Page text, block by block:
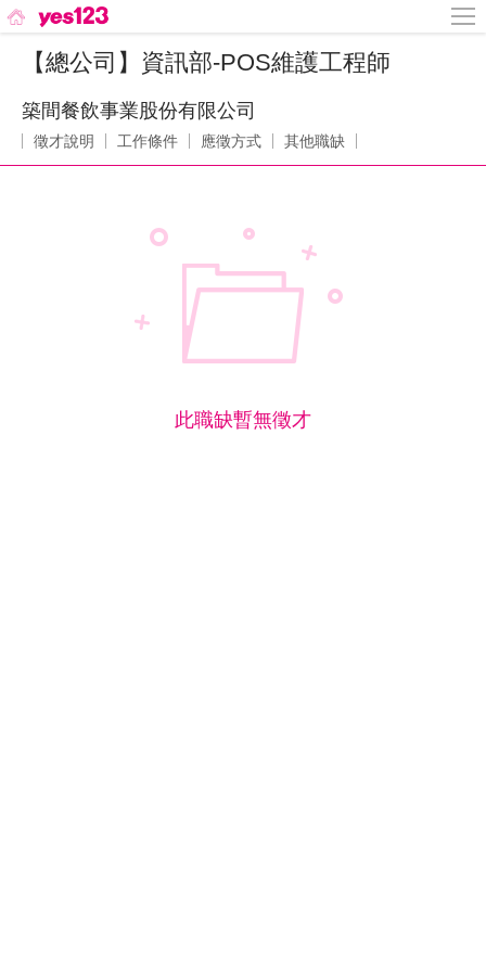
【總公司】資訊部-POS維護工程師
築間餐飲事業股份有限公司
徵才說明 工作條件 應徵方式 其他職缺
此職缺暫無徵才